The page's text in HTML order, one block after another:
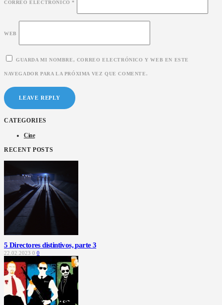
CORREO ELECTRÓNICO*
WEB
GUARDA MI NOMBRE, CORREO ELECTRÓNICO Y WEB EN ESTE
NAVEGADOR PARA LA PRÓXIMA VEZ QUE COMENTE.
CATEGORIES
Cine
RECENT POSTS
5 Directores distintivos, parte 3
22.02.2023 0 0